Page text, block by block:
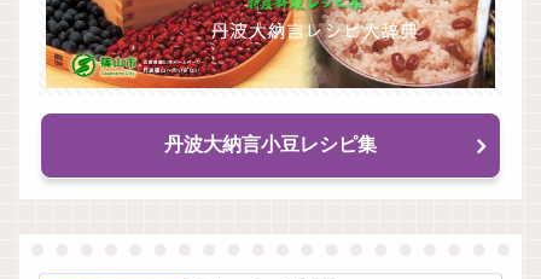
丹波大納言小豆レシピ集